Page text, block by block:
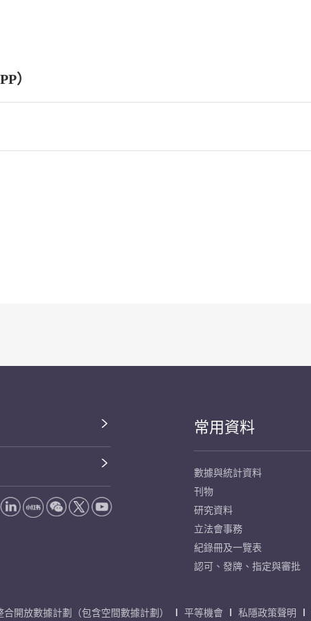
）
常用資料
數據與統計資料
刊物
研究資料
立法會事務
紀錄冊及一覽表
認可、發牌、指定與審批
合開放數據計劃（包含空間數據計劃） 平等機會 私隱政策聲明